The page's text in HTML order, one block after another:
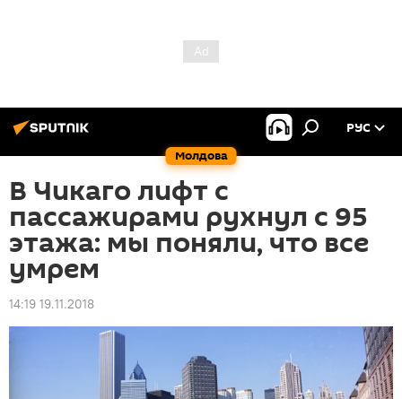
Молдова
РУС
В Чикаго лифт с
пассажирами рухнул с 95
этажа: мы поняли, что все
умрем
14:19 19.11.2018